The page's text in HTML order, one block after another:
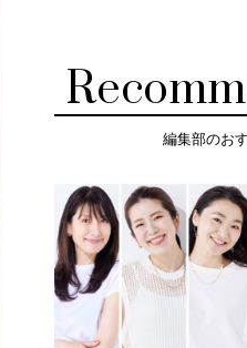
編集部のお